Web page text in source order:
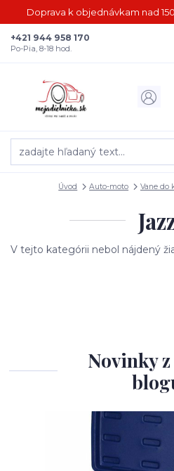
Doprava k objednávkam nad
+421 944 958 170
Po-Pia, 8-18 hod.
Úvod Auto-moto Vane do
V tejto kategórii nebol nájdený
Novinky